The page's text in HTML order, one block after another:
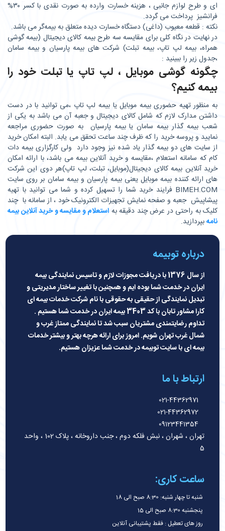
ای و طرح لوازم جانبی ، هزینه خسارت وارده به صورت نقدی با کسر ۳۰%
فرانشیز پرداخت می گردد.
نکته : قطعه معیوب (داغی) دستگاه خسارت دیده متعلق به بیمه‌گر می باشد.
در نهایت در نگاه کلی برای مقایسه سه طرح بیمه کالای دیجیتال (بیمه گوشی
همراه، بیمه لپ تاپ، بیمه تبلت) شرکت های بیمه پارسیان و بیمه سامان
،جدول زیر را ببینید :
چگونه گوشی موبایل ، لپ تاپ یا تبلت خود را
بیمه کنیم؟
به منظور تهیه حضوری بیمه موبایل یا بیمه لپ تاپ ،می توانید با در دست
داشتن مدارک لازم که شامل کالای دیجیتال و جعبه آن می باشد به یکی از
شعب بیمه گذار بیمه سامان یا بیمه پارسیان به صورت حضوری مراجعه
نمایید و پروسه خرید را که ظرف چند ساعت تحقق می یابد. البته امکان خرید
از سایت های دو بیمه گذار یاد شده نیز وجود دارد ولی کارگزاری بیمه دات
کام که سامانه استعلام ،مقایسه و خرید آنلاین بیمه می باشد، با ارائه امکان
خرید آنلاین بیمه کالای دیجیتال(موبایل، تبلت، لپ تاپ)هر دوی این شرکت
های ارائه کننده بیمه موبایل یعنی بیمه پارسیان و بیمه سامان بر روی سایت
BIMEH.COM فرایند خرید شما را تسهیل کرده و شما می توانید با تهیه
پیشاپیش جعبه و صفحه نمایش تجهیزات الکترونیک خود ، از سامانه با چند
کلیک به راحتی در عرض چند دقیقه به استعلام و مقایسه و خرید آنلاین بیمه
نامهبپردازید.
درباره توبیمه
از سال 1376 با دریافت مجوزات لازم و تاسیس نمایندگی بیمه
ایران در خدمت شما بوده ایم و همچنین با تغییر ساختار مدیریتی و
تبدیل نمایندگی از حقیقی به حقوقی با نام شرکت خدمات بیمه ای
کارا مشاور تابان با کد 3403 بیمه ایران در خدمت شما هستیم .
تداوم رضایتمندی مشتریان سبب شد تا نمایندگی ممتاز غرب و
شمال غرب تهران شویم. امروز برای ارائه هرچه بهتر و بیشتر خدمات
بیمه ای با سایت توبیمه در خدمت شما عزیزان هستیم.
ارتباط با ما
021-44362971
021-44362972
09123441354
تهران ، شهران ، نبش فلکه دوم ، جنب داروخانه ، پلاک 102 ، واحد
5
ساعت کاری:
شنبه تا چهار شنبه: 8:30 صبح الی 18
پنجشنبه 8:30 صبح الی 15
روز های تعطیل : فقط پشتیبانی آنلاین